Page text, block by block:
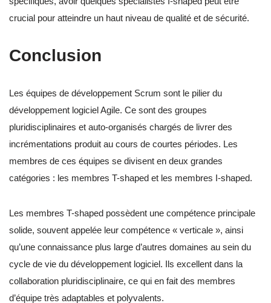
crucial pour atteindre un haut niveau de qualité et de sécurité.
Conclusion
Les équipes de développement Scrum sont le pilier du
développement logiciel Agile. Ce sont des groupes
pluridisciplinaires et auto-organisés chargés de livrer des
incrémentations produit au cours de courtes périodes. Les
membres de ces équipes se divisent en deux grandes
catégories : les membres T-shaped et les membres I-shaped.
Les membres T-shaped possèdent une compétence principale
solide, souvent appelée leur compétence « verticale », ainsi
qu’une connaissance plus large d’autres domaines au sein du
cycle de vie du développement logiciel. Ils excellent dans la
collaboration pluridisciplinaire, ce qui en fait des membres
d’équipe très adaptables et polyvalents.